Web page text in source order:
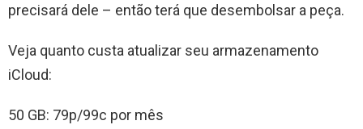
precisará dele – então terá que desembolsar a peça.
Veja quanto custa atualizar seu armazenamento
iCloud:
50 GB: 79p/99c por mês